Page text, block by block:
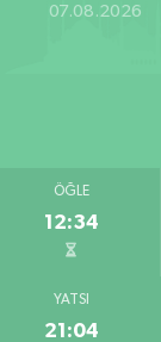
07.08.2026
ÖĞLE
12:34
YATSI
21:04